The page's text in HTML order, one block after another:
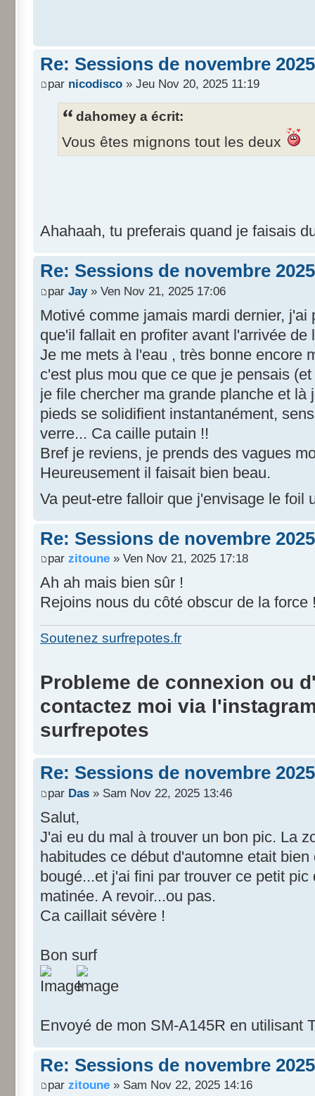
Re: Sessions de novembre 2025
par nicodisco » Jeu Nov 20, 2025 11:19
dahomey a écrit:
Vous êtes mignons tout les deux
Ahahaah, tu preferais quand je faisais
Re: Sessions de novembre 2025
par Jay» Ven Nov 21, 2025 17:06
Motivé comme jamais mardi dernier,
que'il fallait en profiter avant l'arrivée de
Je me mets à l'eau , très bonne encore
c'est plus mou que ce que je pensais
je file chercher ma grande planche et là
pieds se solidifient instantanément,
verre... Ca caille putain !!
Bref je reviens, je prends des vagues
Heureusement il faisait bien beau.
Va peut-etre falloir que j'envisage le foil
Re: Sessions de novembre 2025
par zitoune » Ven Nov 21, 2025 17:18
Ah ah mais bien sûr !
Rejoins nous du côté obscur de la force
Soutenez surfrepotes.fr
Probleme de connexion ou
contactez moi via
surfrepotes
Re: Sessions de novembre 2025
par Das » Sam Nov 22, 2025 13:46
Salut,
J'ai eu du mal à trouver un bon pic. La
habitudes ce début d'automne etait
bougé...et j'ai fini par trouver ce petit
matinée. A revoir...ou pas.
Ca caillait sévère !
Bon surf
Envoyé de mon SM-A145R en utilisant
Re: Sessions de novembre 2025
par zitoune » Sam Nov 22, 2025 14:16